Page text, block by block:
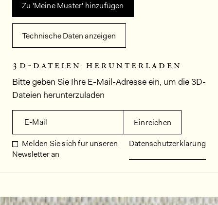
Zu 'Meine Muster' hinzufügen
Technische Daten anzeigen
3d-dateien herunterladen
Bitte geben Sie Ihre E-Mail-Adresse ein, um die 3D-
Dateien herunterzuladen
E-Mail Einreichen
Melden Sie sich für unseren
Newsletter an
Datenschutzerklärung